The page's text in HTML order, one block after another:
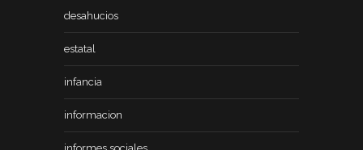
desahucios
estatal
infancia
informacion